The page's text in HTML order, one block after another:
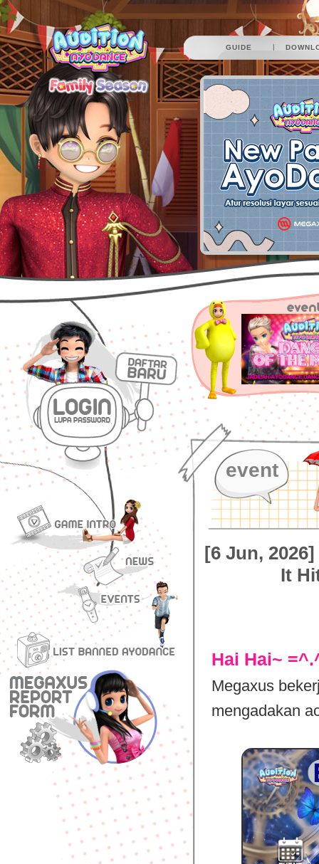
GUIDE |
event
[6 Jun,
It
Hai Hai~
Megaxus
mengadakan